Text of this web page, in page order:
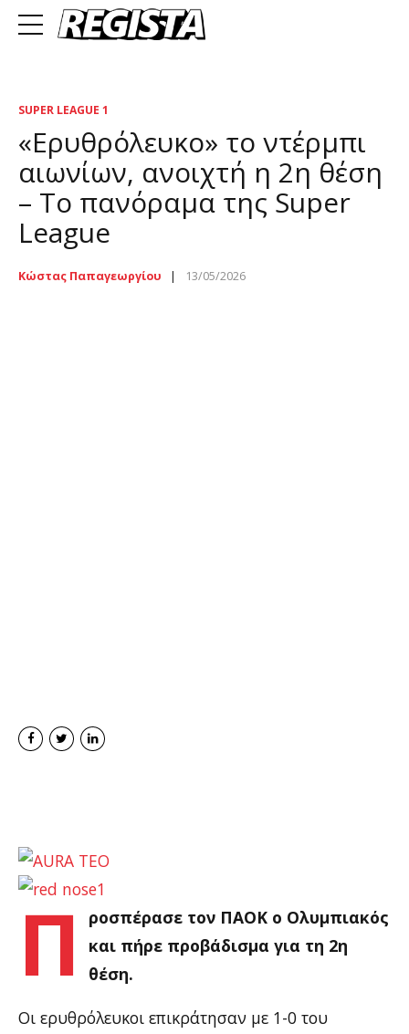
SUPER LEAGUE 1
«Ερυθρόλευκο» το ντέρμπι
αιωνίων, ανοιχτή η 2η θέση
– Το πανόραμα της Super
League
Κώστας Παπαγεωργίου 13/05/2026
Π
ροσπέρασε τον ΠΑΟΚ ο Ολυμπιακός
και πήρε προβάδισμα για τη 2η
θέση.
Οι ερυθρόλευκοι επικράτησαν με 1-0 του